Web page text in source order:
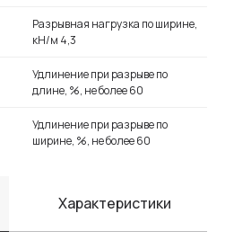
Разрывная нагрузка по ширине,
кН/м 4,3
Удлинение при разрыве по
длине, %, не более 60
Удлинение при разрыве по
ширине, %, не более 60
Характеристики